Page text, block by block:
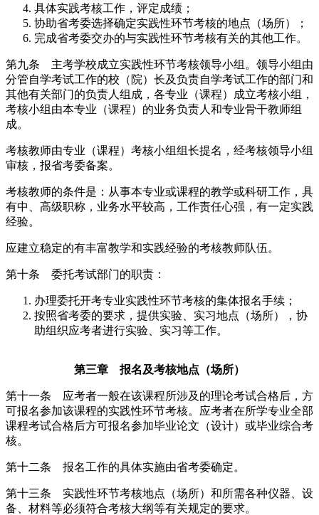
具体实践考核工作，评定成绩；
协助省考委选择确定实践性环节考核的地点（场所）；
完成省考委交办的与实践性环节考核有关的其他工作。
第九条 主考学校成立实践性环节考核领导小组。领导小组由
分管自学考试工作的校（院）长及负责自学考试工作的部门和
其他有关部门的负责人组成，各专业（课程）成立考核小组，
考核小组由本专业（课程）的业务负责人和专业骨干教师组
成。
考核教师由专业（课程）考核小组组长提名，经考核领导小组
审核，报省考委备案。
考核教师的条件是：从事本专业或课程的教学或科研工作，具
有中、高级职称，业务水平较高，工作责任心强，有一定实践
经验。
应建立稳定的有丰富教学和实践经验的考核教师队伍。
第十条 委托考试部门的职责：
办理委托开考专业实践性环节考核的集体报名手续；
按照省考委的要求，提供实验、实习地点（场所），协
助组织应考者进行实验、实习等工作。
第三章 报名及考核地点（场所）
第十一条 应考者一般在该课程所涉及的理论考试合格后，方
可报名参加该课程的实践性环节考核。应考者在所学专业全部
课程考试合格后方可报名参加毕业论文（设计）或毕业综合考
核。
第十二条 报名工作的具体实施由省考委确定。
第十三条 实践性环节考核地点（场所）和所需各种仪器、设
备、材料等必须符合考核大纲等有关规定的要求。